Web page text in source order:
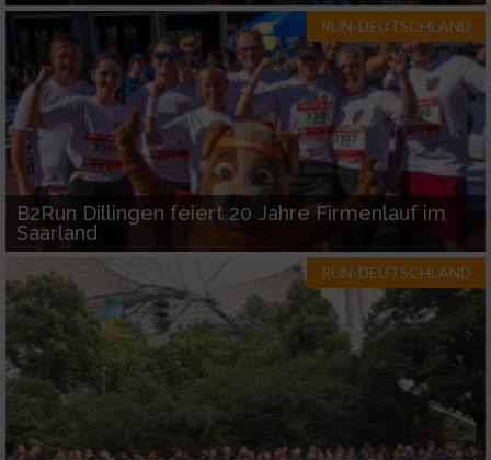
RUN-DEUTSCHLAND
B2Run Dillingen feiert 20 Jahre Firmenlauf im
Saarland
RUN-DEUTSCHLAND